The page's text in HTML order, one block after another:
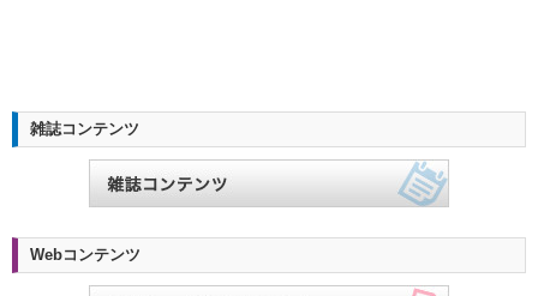
雑誌コンテンツ
Webコンテンツ